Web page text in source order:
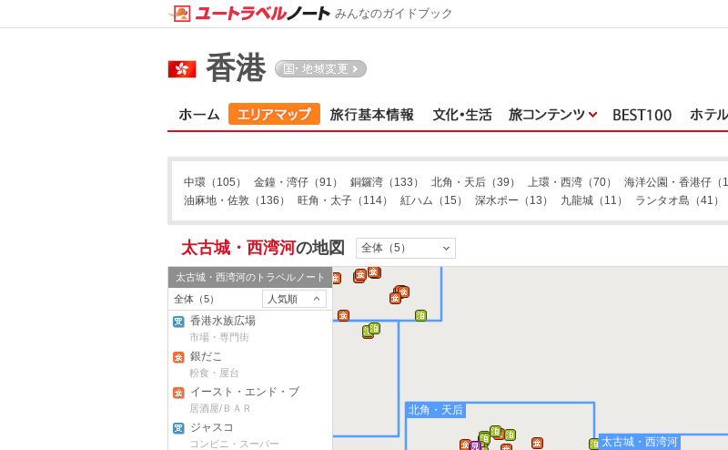
香港
中環 （105） 金鐘・湾仔 （91） 銅鑼湾 （133） 北角・天后 （39） 上環・西湾 （70） 海洋公園・香港仔 （
油麻地・佐敦 （136） 旺角・太子 （114） 紅ハム （15） 深水ポー （13） 九龍城 （11） ランタオ島 （41）
太古城・西湾河の地図 全体（5）
太古城・西湾河のトラベルノート
全体（5）
人気順
香港水族広場
市場・専門街
銀だこ
粉食・屋台
イースト・エンド・ブ
ルワリー
居酒屋/ＢＡＲ
ジャスコ
コンビニ・スーパー
北角・天后
紅ハム
太古城・西湾河
みんなのガイドブック